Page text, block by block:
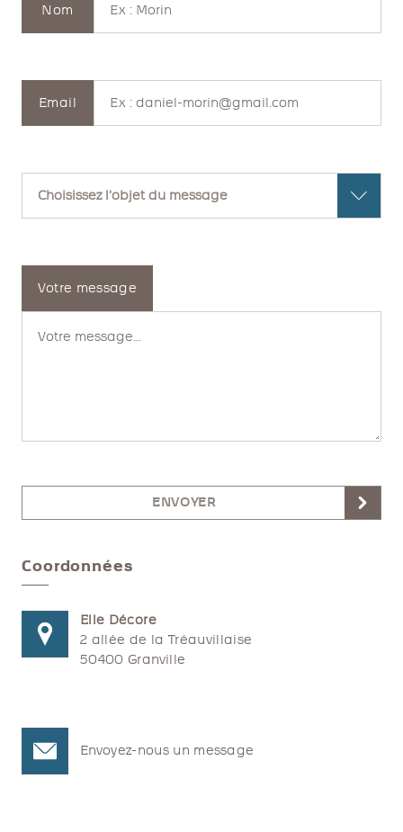
Nom
Email
Votre message
ENVOYER
Coordonnées
Elle Décore
2 allée de la Tréauvillaise
50400 Granville
Envoyez-nous un message